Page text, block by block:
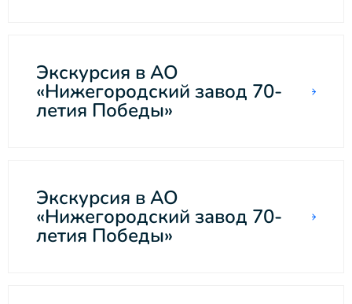
Экскурсия в АО
«Нижегородский завод 70-
летия Победы»
Экскурсия в АО
«Нижегородский завод 70-
летия Победы»